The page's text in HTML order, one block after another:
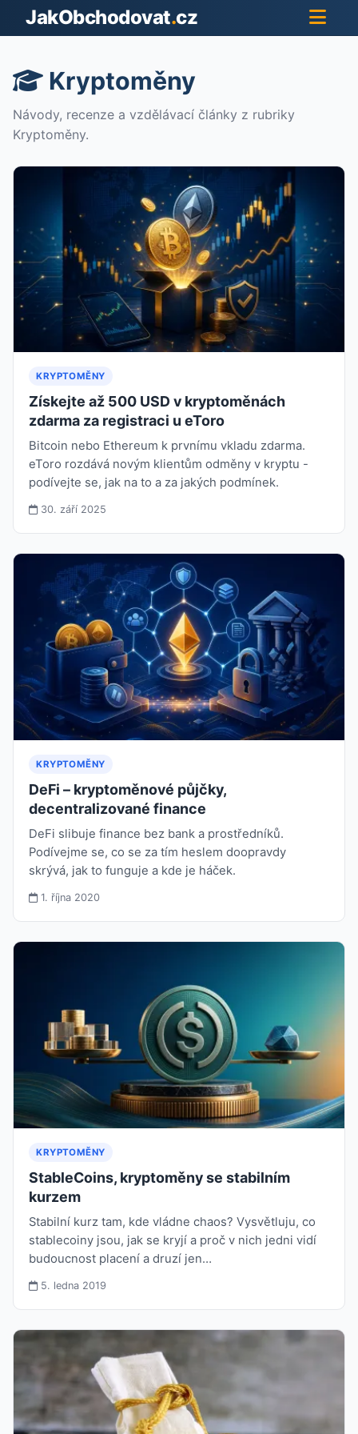
JakObchodovat.cz
Kryptoměny
Návody, recenze a vzdělávací články z rubriky
Kryptoměny.
KRYPTOMĚNY
Získejte až 500 USD v kryptoměnách
zdarma za registraci u eToro
Bitcoin nebo Ethereum k prvnímu vkladu zdarma.
eToro rozdává novým klientům odměny v kryptu -
podívejte se, jak na to a za jakých podmínek.
30. září 2025
KRYPTOMĚNY
DeFi – kryptoměnové půjčky,
decentralizované finance
DeFi slibuje finance bez bank a prostředníků.
Podívejme se, co se za tím heslem doopravdy
skrývá, jak to funguje a kde je háček.
1. října 2020
KRYPTOMĚNY
StableCoins, kryptoměny se stabilním
kurzem
Stabilní kurz tam, kde vládne chaos? Vysvětluju, co
stablecoiny jsou, jak se kryjí a proč v nich jedni vidí
budoucnost placení a druzí jen…
5. ledna 2019